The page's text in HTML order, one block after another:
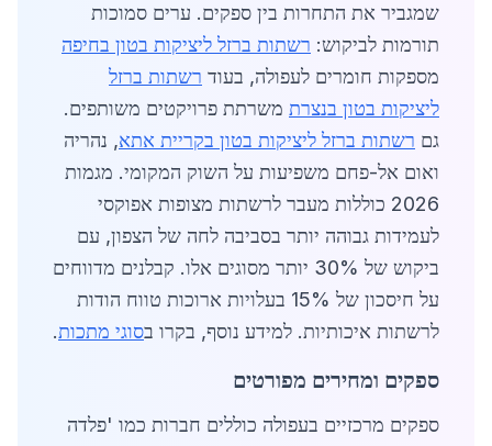
שמגביר את התחרות בין ספקים. ערים סמוכות
תורמות לביקוש: רשתות ברזל ליציקות בטון בחיפה
מספקות חומרים לעפולה, בעוד רשתות ברזל
ליציקות בטון בנצרת משרתת פרויקטים משותפים.
גם רשתות ברזל ליציקות בטון בקריית אתא, נהריה
ואום אל-פחם משפיעות על השוק המקומי. מגמות
2026 כוללות מעבר לרשתות מצופות אפוקסי
לעמידות גבוהה יותר בסביבה לחה של הצפון, עם
ביקוש של 30% יותר מסוגים אלו. קבלנים מדווחים
על חיסכון של 15% בעלויות ארוכות טווח הודות
לרשתות איכותיות. למידע נוסף, בקרו בסוגי מתכות.
ספקים ומחירים מפורטים
ספקים מרכזיים בעפולה כוללים חברות כמו 'פלדה